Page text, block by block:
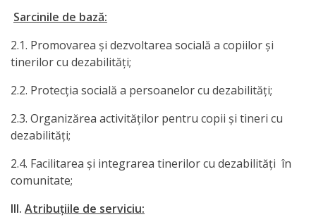
de
achiziții
Anticorupție
Știri
și
Evenimente
Acte
Sarcinile de bază:
2.1. Promovarea şi dezvoltarea socială a copiilor şi
tinerilor cu dezabilităţi;
2.2. Protecţia socială a persoanelor cu dezabilităţi;
2.3. Organizărea activităţilor pentru copii şi tineri cu
dezabilităţi;
2.4. Facilitarea şi integrarea tinerilor cu dezabilităţi în
comunitate;
III. Atribuţiile de serviciu: